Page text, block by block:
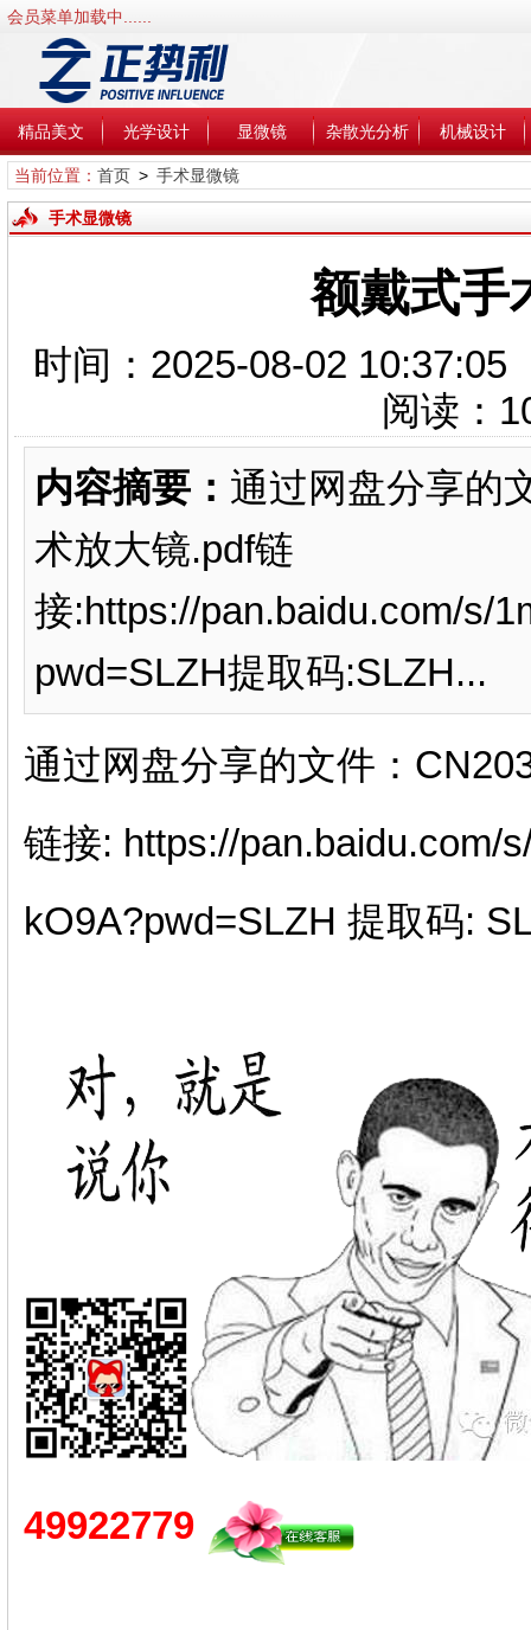
会员菜单加载中......
精品美文 光学设计 显微镜 杂散光分析 机械设计
当前位置： 首页> 手术显微镜
手术显微镜
额戴式手
时间：2025-08-02
阅读：
内容摘要： 通过网盘分享的
术放大镜.pdf链
接:https://pan.baidu.com/s/
pwd=SLZH提取码:SLZH...
通过网盘分享的文件：
链接: https://pan.baidu.com/
kO9A?pwd=SLZH 提取码:
49922779